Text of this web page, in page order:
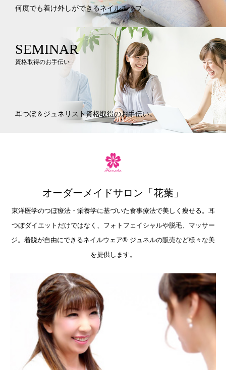
何度でも着け外しができるネイルチップ。
SEMINAR
資格取得のお手伝い
耳つぼ＆ジュネリスト資格取得のお手伝い。
オーダーメイドサロン「花葉」
東洋医学のつぼ療法・栄養学に基づいた食事療法で美しく痩せる。耳
つぼダイエットだけではなく、フォトフェイシャルや脱毛、マッサー
ジ。着脱が自由にできるネイルウェア®︎ ジュネルの販売など様々な美
を提供します。